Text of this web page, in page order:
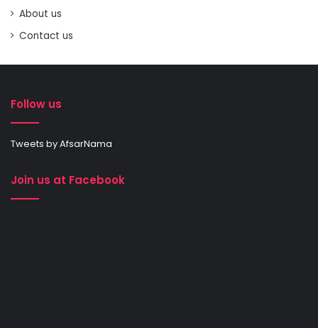
About us
Contact us
Follow us
Tweets by AfsarNama
Join us at Facebook